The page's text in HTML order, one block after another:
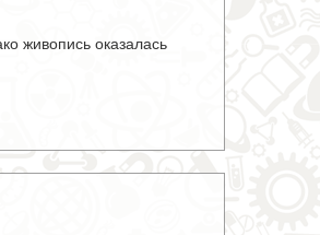
живопись оказалась